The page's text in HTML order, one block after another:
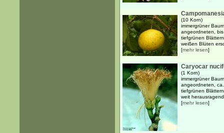
(10 Korn)
immergrüner
angeordneten,
tiefgrünen
weißen Blüten
[mehr lesen]
Caryocar
(1 Korn)
immergrüner
angeordneten,
tiefgrünen
weit
[mehr lesen]